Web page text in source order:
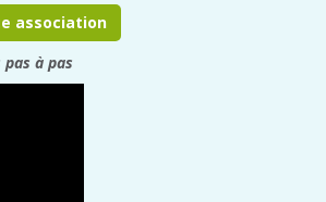
association
à pas